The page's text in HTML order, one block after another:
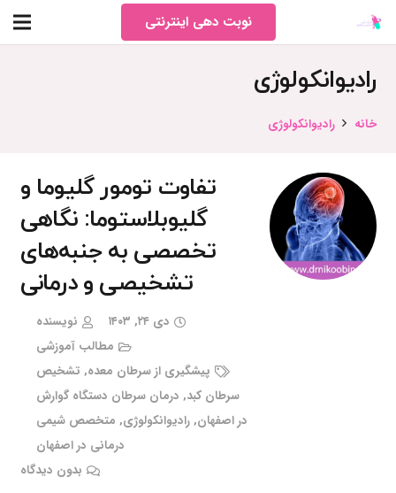
نوبت دهی اینترنتی
رادیوانکولوژی
خانه رادیوانکولوژی
تفاوت تومور گلیوما و
گلیوبلاستوما: نگاهی
تخصصی به جنبه‌های
تشخیصی و درمانی
دی ۲۴, ۱۴۰۳
نویسنده
مطالب آموزشی
پیشگیری از سرطان معده, تشخیص
سرطان کبد, درمان سرطان دستگاه گوارش
در اصفهان,رادیوانکولوژی, متخصص شیمی
درمانی در اصفهان
بدون دیدگاه